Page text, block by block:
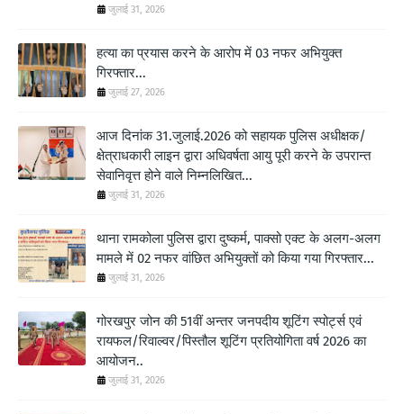
जुलाई 31, 2026
हत्या का प्रयास करने के आरोप में 03 नफर अभियुक्त
गिरफ्तार...
जुलाई 27, 2026
आज दिनांक 31.जुलाई.2026 को सहायक पुलिस अधीक्षक/
क्षेत्राधकारी लाइन द्वारा अधिवर्षता आयु पूरी करने के उपरान्त
सेवानिवृत्त होने वाले निम्नलिखित...
जुलाई 31, 2026
थाना रामकोला पुलिस द्वारा दुष्कर्म, पाक्सो एक्ट के अलग-अलग
मामले में 02 नफर वांछित अभियुक्तों को किया गया गिरफ्तार...
जुलाई 31, 2026
गोरखपुर जोन की 51वीं अन्तर जनपदीय शूटिंग स्पोर्ट्स एवं
रायफल/रिवाल्वर/पिस्तौल शूटिंग प्रतियोगिता वर्ष 2026 का
आयोजन..
जुलाई 31, 2026